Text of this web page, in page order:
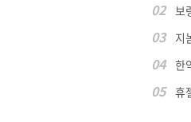
02 보
03 지
04 한
05 휴